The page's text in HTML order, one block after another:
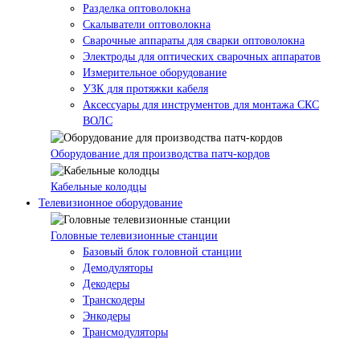
Разделка оптоволокна
Скалыватели оптоволокна
Сварочные аппараты для сварки оптоволокна
Электроды для оптических сварочных аппаратов
Измерительное оборудование
УЗК для протяжки кабеля
Аксессуары для инструментов для монтажа СКС
ВОЛС
Оборудование для производства патч-кордов
Кабельные колодцы
Телевизионное оборудование
Головные телевизионные станции
Базовый блок головной станции
Демодуляторы
Декодеры
Транскодеры
Энкодеры
Трансмодуляторы